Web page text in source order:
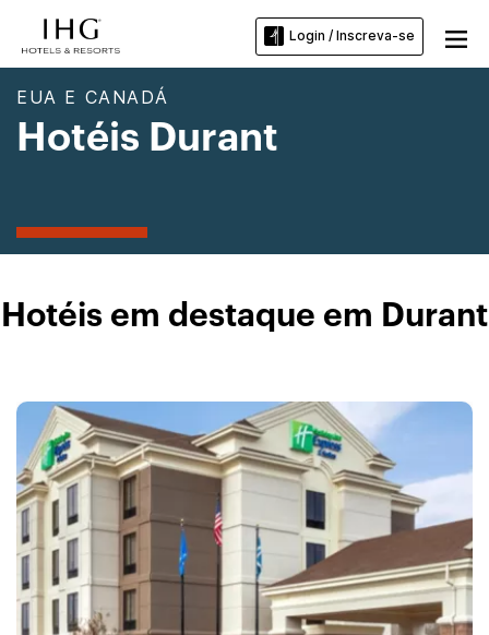
Login / Inscreva-se
EUA E CANADÁ
Hotéis Durant
Hotéis em destaque em Durant